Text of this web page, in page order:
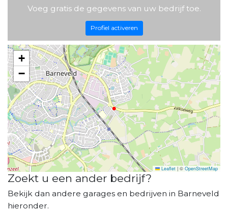
Voeg gratis de gegevens van uw bedrijf toe.
Profiel activeren
+
−
Leaflet | © OpenStreetMap
Zoekt u een ander bedrijf?
Bekijk dan andere garages en bedrijven in Barneveld
hieronder.